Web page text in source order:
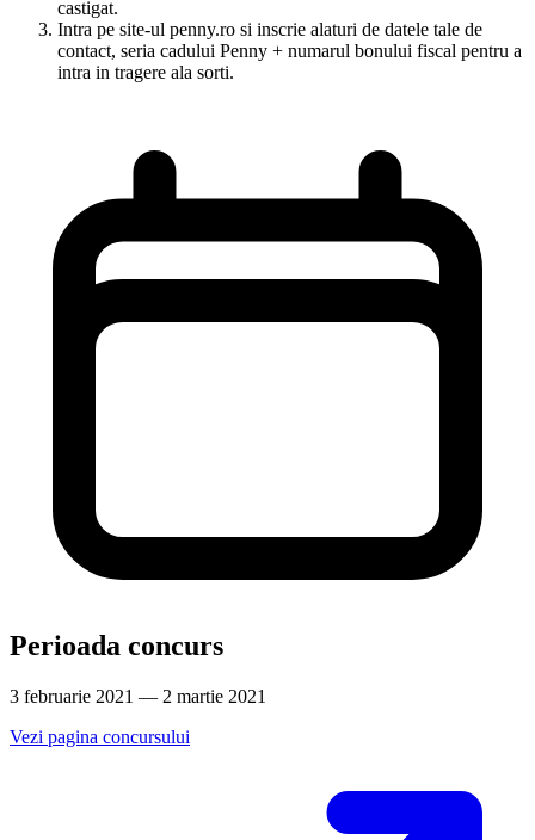
castigat.
Intra pe site-ul penny.ro si inscrie alaturi de datele tale de
contact, seria cadului Penny + numarul bonului fiscal pentru a
intra in tragere ala sorti.
Perioada concurs
3 februarie 2021 — 2 martie 2021
Vezi pagina concursului